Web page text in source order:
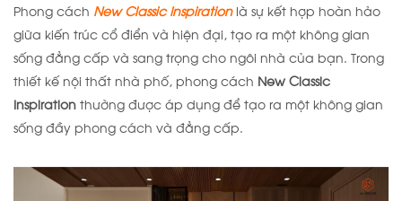
Phong cách New Classic Inspirationlà sự kết hợp hoàn hảo
giữa kiến trúc cổ điển và hiện đại, tạo ra một không gian
sống đẳng cấp và sang trọng cho ngôi nhà của bạn. Trong
thiết kế nội thất nhà phố, phong cách New Classic
Inspirationthường được áp dụng để tạo ra một không gian
sống đầy phong cách và đẳng cấp.